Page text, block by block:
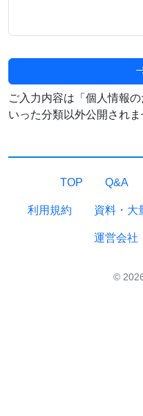
ご入力内容は「個人情報
いった分類以外公開され
TOP Q&A
利用規約 資料・大
運営会社
©